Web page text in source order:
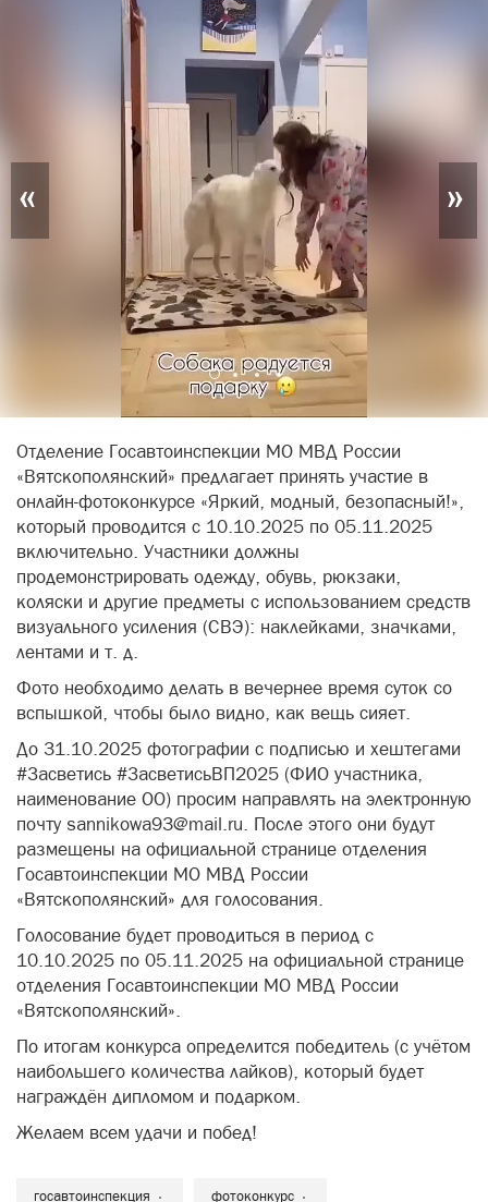
« »
Отделение Госавтоинспекции МО МВД России
«Вятскополянский» предлагает принять участие в
онлайн-фотоконкурсе «Яркий, модный, безопасный!»,
который проводится с 10.10.2025 по 05.11.2025
включительно. Участники должны
продемонстрировать одежду, обувь, рюкзаки,
коляски и другие предметы с использованием средств
визуального усиления (СВЭ): наклейками, значками,
лентами и т. д.
Фото необходимо делать в вечернее время суток со
вспышкой, чтобы было видно, как вещь сияет.
До 31.10.2025 фотографии с подписью и хештегами
#Засветись #ЗасветисьВП2025 (ФИО участника,
наименование ОО) просим направлять на электронную
почту sannikowa93@mail.ru. После этого они будут
размещены на официальной странице отделения
Госавтоинспекции МО МВД России
«Вятскополянский» для голосования.
Голосование будет проводиться в период с
10.10.2025 по 05.11.2025 на официальной странице
отделения Госавтоинспекции МО МВД России
«Вятскополянский».
По итогам конкурса определится победитель (с учётом
наибольшего количества лайков), который будет
награждён дипломом и подарком.
Желаем всем удачи и побед!
госавтоинспекция фотоконкурс